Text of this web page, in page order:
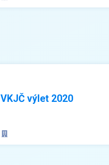
VKJČ výlet 2020